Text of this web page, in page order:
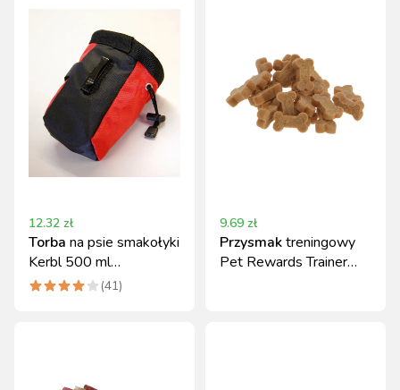
12.32 zł
Torba na psie smakołyki
Kerbl 500 ml
poliamidowa
(41)
9.69 zł
Przysmaktreningowy
Pet Rewards Trainer